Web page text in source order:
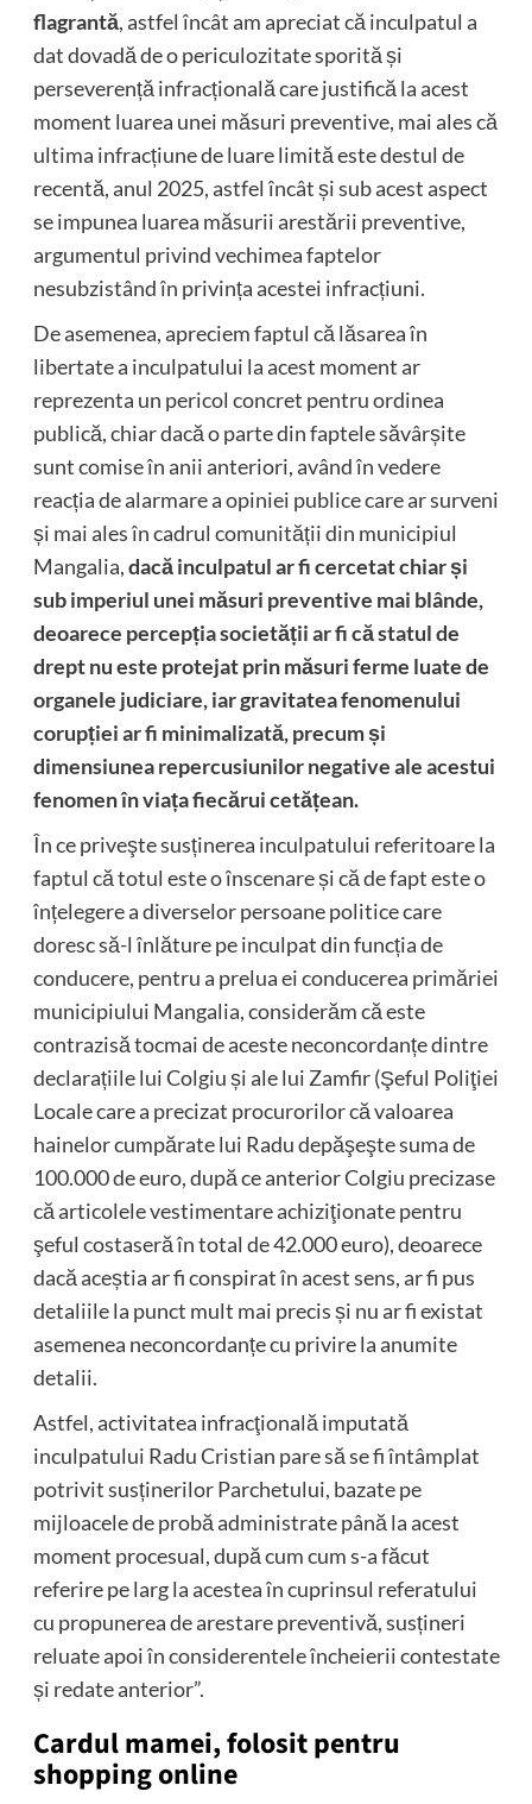
flagrantă, astfel încât am apreciat că inculpatul a
dat dovadă de o periculozitate sporită și
perseverență infracțională care justifică la acest
moment luarea unei măsuri preventive, mai ales că
ultima infracțiune de luare limită este destul de
recentă, anul 2025, astfel încât și sub acest aspect
se impunea luarea măsurii arestării preventive,
argumentul privind vechimea faptelor
nesubzistând în privința acestei infracțiuni.
De asemenea, apreciem faptul că lăsarea în
libertate a inculpatului la acest moment ar
reprezenta un pericol concret pentru ordinea
publică, chiar dacă o parte din faptele săvârșite
sunt comise în anii anteriori, având în vedere
reacția de alarmare a opiniei publice care ar surveni
și mai ales în cadrul comunității din municipiul
Mangalia,dacă inculpatul ar fi cercetat chiar și
sub imperiul unei măsuri preventive mai blânde,
deoarece percepția societății ar fi că statul de
drept nu este protejat prin măsuri ferme luate de
organele judiciare, iar gravitatea fenomenului
corupției ar fi minimalizată, precum și
dimensiunea repercusiunilor negative ale acestui
fenomen în viața fiecărui cetățean.
În ce priveşte susținerea inculpatului referitoare la
faptul că totul este o înscenare și că de fapt este o
înțelegere a diverselor persoane politice care
doresc să-l înlăture pe inculpat din funcția de
conducere, pentru a prelua ei conducerea primăriei
municipiului Mangalia, considerăm că este
contrazisă tocmai de aceste neconcordanțe dintre
declarațiile lui Colgiu și ale lui Zamfir (Şeful Poliţiei
Locale care a precizat procurorilor că valoarea
hainelor cumpărate lui Radu depăşeşte suma de
100.000 de euro, după ce anterior Colgiu precizase
că articolele vestimentare achiziţionate pentru
şeful costaseră în total de 42.000 euro), deoarece
dacă aceștia ar fi conspirat în acest sens, ar fi pus
detaliile la punct mult mai precis și nu ar fi existat
asemenea neconcordanțe cu privire la anumite
detalii.
Astfel, activitatea infracţională imputată
inculpatului Radu Cristian pare să se fi întâmplat
potrivit susținerilor Parchetului, bazate pe
mijloacele de probă administrate până la acest
moment procesual, după cum cum s-a făcut
referire pe larg la acestea în cuprinsul referatului
cu propunerea de arestare preventivă, susțineri
reluate apoi în considerentele încheierii contestate
și redate anterior”.
Cardul mamei, folosit pentru
shopping online